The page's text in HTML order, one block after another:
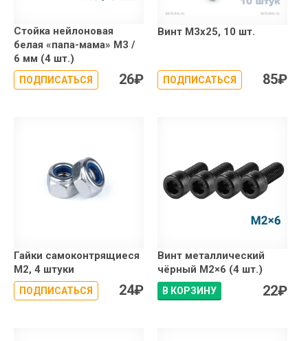
Стойка нейлоновая
белая «папа-мама» М3 /
6 мм (4 шт.)
ПОДПИСАТЬСЯ 26₽
Винт М3х25, 10 шт.
ПОДПИСАТЬСЯ 85₽
Гайки самоконтрящиеся
М2, 4 штуки
ПОДПИСАТЬСЯ 24₽
Винт металлический
чёрный М2×6 (4 шт.)
В КОРЗИНУ 22₽